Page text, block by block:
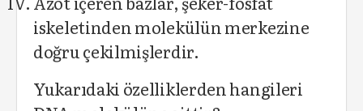
iskeletinden molekülün merkezine
doğru çekilmişlerdir.
Yukarıdaki özelliklerden hangileri